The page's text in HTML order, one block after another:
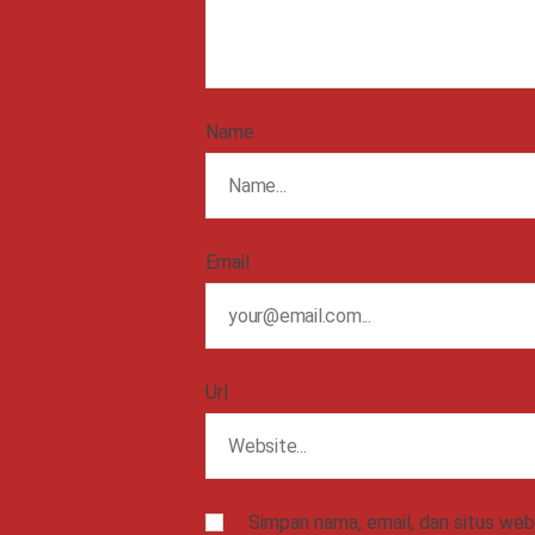
Name
Email
Url
Simpan nama, email, dan situs